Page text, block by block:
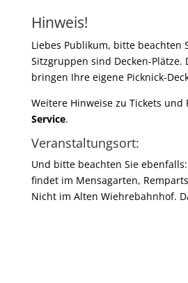
Hinweis!
Liebes Publikum, bitte beachten
Sitzgruppen sind Decken-Plätze.
bringen Ihre eigene Picknick-
Weitere Hinweise zu Tickets
Service.
Veranstaltungsort:
Und bitte beachten Sie
findet im Mensagarten,
Nicht im Alten Wiehrebahnhof.